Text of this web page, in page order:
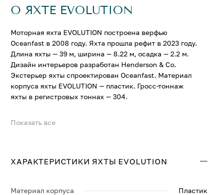
О ЯХТЕ EVOLUTION
Моторная яхта EVOLUTION построена верфью
Oceanfast в 2008 году. Яхта прошла рефит в 2023 году.
Длина яхты — 39 м, ширина — 8.22 м, осадка — 2.2 м.
Дизайн интерьеров разработан Henderson & Co.
Экстерьер яхты спроектирован Oceanfast. Материал
корпуса яхты EVOLUTION — пластик. Гросс-тоннаж
яхты в регистровых тоннах — 304.
На яхте EVOLUTION можно разместить до 8 гостей в 4
Свяжитесь с нами, и мы вышлем больше информации
Показать все
ХАРАКТЕРИСТИКИ ЯХТЫ EVOLUTION
Материал корпуса Пластик